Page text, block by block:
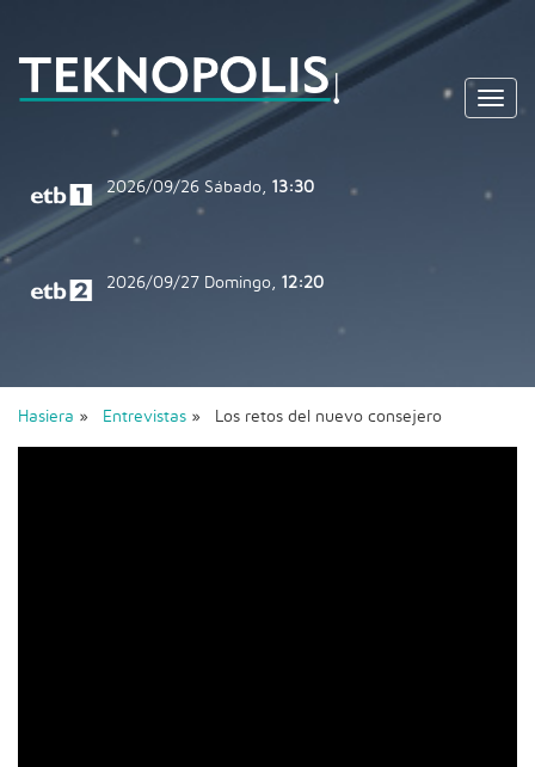
2026/09/26 Sábado, 13:30
2026/09/27 Domingo, 12:20
Hasiera » Entrevistas » Los retos del nuevo consejero